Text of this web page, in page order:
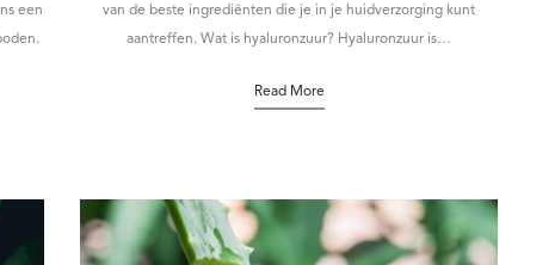
een
van de beste ingrediënten die je in je huidverzorging kunt
aantreffen. Wat is hyaluronzuur? Hyaluronzuur is…
Read More